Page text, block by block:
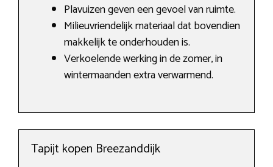
Plavuizen geven een gevoel van ruimte.
Milieuvriendelijk materiaal dat bovendien
makkelijk te onderhouden is.
Verkoelende werking in de zomer, in
wintermaanden extra verwarmend.
Tapijt kopen Breezanddijk